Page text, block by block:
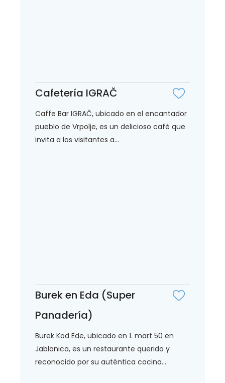
Cafetería IGRAČ
Caffe Bar IGRAČ, ubicado en el encantador
pueblo de Vrpolje, es un delicioso café que
invita a los visitantes a...
Burek en Eda (Super
Panadería)
Burek Kod Ede, ubicado en 1. mart 50 en
Jablanica, es un restaurante querido y
reconocido por su auténtica cocina...